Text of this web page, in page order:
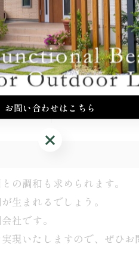
と崩れる危険があります。
観を保てるでしょう。
がります。
の調和も求められます。
生まれるでしょう。
社です。
現いたしますので、ぜひお
お問い合わせはこちら
お問い合わせはこちら